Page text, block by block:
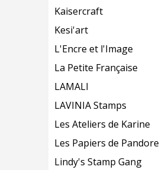
Kaisercraft
Kesi'art
L'Encre et l'Image
La Petite Française
LAMALI
LAVINIA Stamps
Les Ateliers de Karine
Les Papiers de Pandore
Lindy's Stamp Gang